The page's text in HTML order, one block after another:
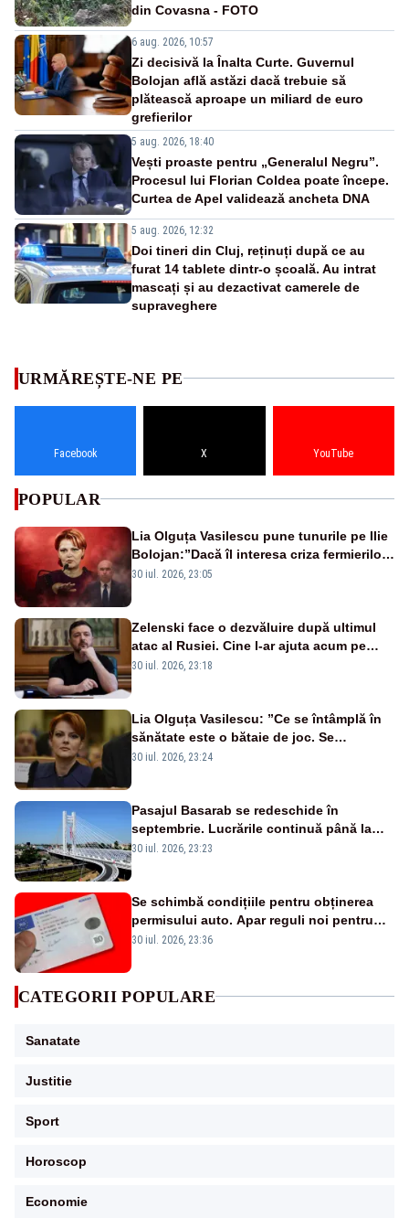
din Covasna - FOTO
6 aug. 2026, 10:57
Zi decisivă la Înalta Curte. Guvernul
Bolojan află astăzi dacă trebuie să
plătească aproape un miliard de euro
grefierilor
5 aug. 2026, 18:40
Vești proaste pentru „Generalul Negru”.
Procesul lui Florian Coldea poate începe.
Curtea de Apel validează ancheta DNA
5 aug. 2026, 12:32
Doi tineri din Cluj, reținuți după ce au
furat 14 tablete dintr-o școală. Au intrat
mascați și au dezactivat camerele de
supraveghere
URMĂREȘTE-NE PE
Facebook X YouTube
POPULAR
Lia Olguța Vasilescu pune tunurile pe Ilie
Bolojan:”Dacă îl interesa criza fermierilor
pleca din funcție”
30 iul. 2026, 23:05
Zelenski face o dezvăluire după ultimul
atac al Rusiei. Cine l-ar ajuta acum pe
Putin cu arme
30 iul. 2026, 23:18
Lia Olguța Vasilescu: ”Ce se întâmplă în
sănătate este o bătaie de joc. Se
guvernează extraordinar de prost”
30 iul. 2026, 23:24
Pasajul Basarab se redeschide în
septembrie. Lucrările continuă până la
finalul anului
30 iul. 2026, 23:23
Se schimbă condițiile pentru obținerea
permisului auto. Apar reguli noi pentru
vedere, alcool, droguri și afecțiunile
30 iul. 2026, 23:36
CATEGORII POPULARE
Sanatate
Justitie
Sport
Horoscop
Economie